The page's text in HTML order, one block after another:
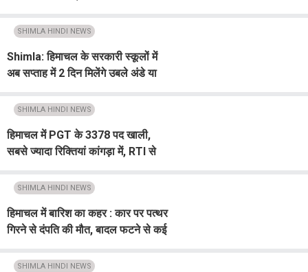
SHIMLA HINDI NEWS
Shimla: हिमाचल के सरकारी स्कूलों में
अब सप्ताह में 2 दिन मिलेंगे उबले अंडे या
SHIMLA HINDI NEWS
हिमाचल में PGT के 3378 पद खाली,
सबसे ज्यादा रिक्तियां कांगड़ा में, RTI से
SHIMLA HINDI NEWS
हिमाचल में बारिश का कहर : कार पर पत्थर
गिरने से दंपति की मौत, बादल फटने से कई
SHIMLA HINDI NEWS